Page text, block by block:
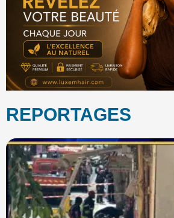
REPORTAGES